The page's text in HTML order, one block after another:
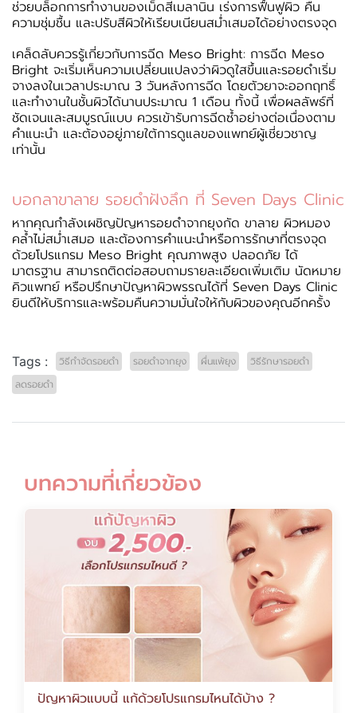
ช่วยบล็อกการทำงานของเม็ดสีเมลานิน เร่งการฟื้นฟูผิว คืน
ความชุ่มชื้น และปรับสีผิวให้เรียบเนียนสม่ำเสมอได้อย่างตรงจุด
เคล็ดลับควรรู้เกี่ยวกับการฉีด Meso Bright: การฉีด Meso
Bright จะเริ่มเห็นความเปลี่ยนแปลงว่าผิวดูใสขึ้นและรอยดำเริ่ม
จางลงในเวลาประมาณ 3 วันหลังการฉีด โดยตัวยาจะออกฤทธิ์
และทำงานในชั้นผิวได้นานประมาณ 1 เดือน ทั้งนี้ เพื่อผลลัพธ์ที่
ชัดเจนและสมบูรณ์แบบ ควรเข้ารับการฉีดซ้ำอย่างต่อเนื่องตาม
คำแนะนำ และต้องอยู่ภายใต้การดูแลของแพทย์ผู้เชี่ยวชาญ
เท่านั้น
บอกลาขาลาย รอยดำฝังลึก ที่ Seven Days Clinic
หากคุณกำลังเผชิญปัญหารอยดำจากยุงกัด ขาลาย ผิวหมอง
คล้ำไม่สม่ำเสมอ และต้องการคำแนะนำหรือการรักษาที่ตรงจุด
ด้วยโปรแกรม Meso Bright คุณภาพสูง ปลอดภัย ได้
มาตรฐาน สามารถติดต่อสอบถามรายละเอียดเพิ่มเติม นัดหมาย
คิวแพทย์ หรือปรึกษาปัญหาผิวพรรณได้ที่ Seven Days Clinic
ยินดีให้บริการและพร้อมคืนความมั่นใจให้กับผิวของคุณอีกครั้ง
Tags : วิธีกำจัดรอยดำ รอยดำจากยุง ผื่นแพ้ยุง
วิธีรักษารอยดำ
ลดรอยดำ
บทความที่เกี่ยวข้อง
ปัญหาผิวแบบนี้ แก้ด้วยโปรแกรมไหนได้บ้าง ?